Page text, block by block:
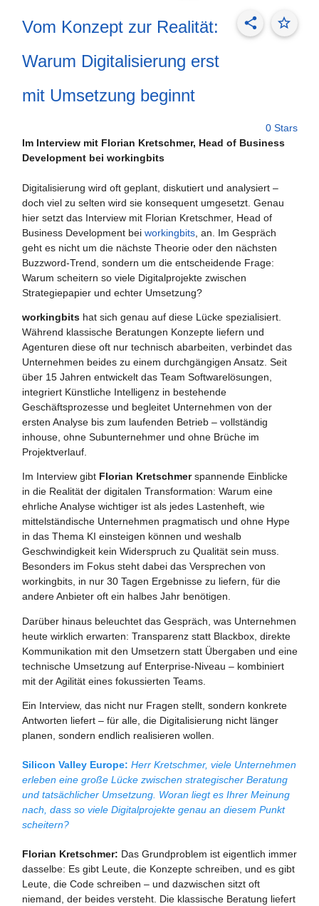
Vom Konzept zur Realität:
Warum Digitalisierung erst
mit Umsetzung beginnt
share star_border
0 Stars
Im Interview mit Florian Kretschmer, Head of Business
Development bei workingbits
Digitalisierung wird oft geplant, diskutiert und analysiert –
doch viel zu selten wird sie konsequent umgesetzt. Genau
hier setzt das Interview mit Florian Kretschmer, Head of
Business Development bei workingbits, an. Im Gespräch
geht es nicht um die nächste Theorie oder den nächsten
Buzzword-Trend, sondern um die entscheidende Frage:
Warum scheitern so viele Digitalprojekte zwischen
Strategiepapier und echter Umsetzung?
workingbits hat sich genau auf diese Lücke spezialisiert.
Während klassische Beratungen Konzepte liefern und
Agenturen diese oft nur technisch abarbeiten, verbindet das
Unternehmen beides zu einem durchgängigen Ansatz. Seit
über 15 Jahren entwickelt das Team Softwarelösungen,
integriert Künstliche Intelligenz in bestehende
Geschäftsprozesse und begleitet Unternehmen von der
ersten Analyse bis zum laufenden Betrieb – vollständig
inhouse, ohne Subunternehmer und ohne Brüche im
Projektverlauf.
Im Interview gibt Florian Kretschmerspannende Einblicke
in die Realität der digitalen Transformation: Warum eine
ehrliche Analyse wichtiger ist als jedes Lastenheft, wie
mittelständische Unternehmen pragmatisch und ohne Hype
in das Thema KI einsteigen können und weshalb
Geschwindigkeit kein Widerspruch zu Qualität sein muss.
Besonders im Fokus steht dabei das Versprechen von
workingbits, in nur 30 Tagen Ergebnisse zu liefern, für die
andere Anbieter oft ein halbes Jahr benötigen.
Darüber hinaus beleuchtet das Gespräch, was Unternehmen
heute wirklich erwarten: Transparenz statt Blackbox, direkte
Kommunikation mit den Umsetzern statt Übergaben und eine
technische Umsetzung auf Enterprise-Niveau – kombiniert
mit der Agilität eines fokussierten Teams.
Ein Interview, das nicht nur Fragen stellt, sondern konkrete
Antworten liefert – für alle, die Digitalisierung nicht länger
planen, sondern endlich realisieren wollen.
Silicon Valley Europe: Herr Kretschmer, viele Unternehmen
erleben eine große Lücke zwischen strategischer Beratung
und tatsächlicher Umsetzung. Woran liegt es Ihrer Meinung
nach, dass so viele Digitalprojekte genau an diesem Punkt
scheitern?
Florian Kretschmer: Das Grundproblem ist eigentlich immer
dasselbe: Es gibt Leute, die Konzepte schreiben, und es gibt
Leute, die Code schreiben – und dazwischen sitzt oft
niemand, der beides versteht. Die klassische Beratung liefert